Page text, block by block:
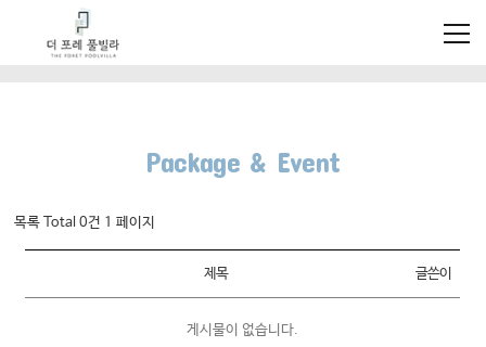
Package & Event
목록 Total 0건 1 페이지
제목 글쓴이
게시물이 없습니다.